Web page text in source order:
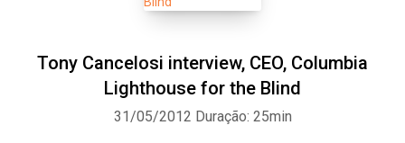
Tony Cancelosi interview, CEO, Columbia
Lighthouse for the Blind
31/05/2012 Duração: 25min